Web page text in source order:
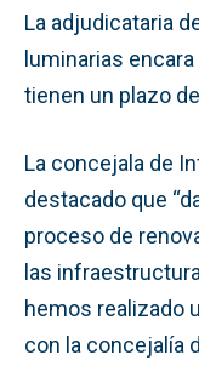
La adjudicataria
luminarias
tienen un plazo
La concejala de
destacado que
proceso de
las
hemos realizado
con la concejalía